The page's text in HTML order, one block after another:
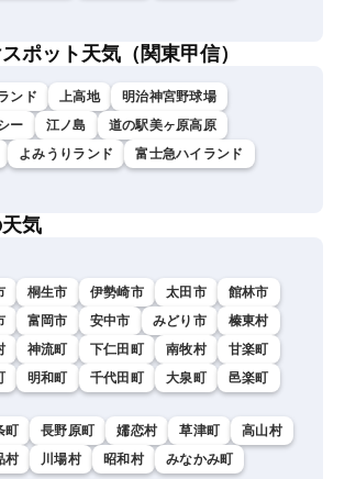
ポット天気（関東甲信）
ンド 上高地
明治神宮野球場
ー
江ノ島
道の駅美ヶ原高原
よみうりランド
富士急ハイランド
気
桐生市 伊勢崎市 太田市
館林市
富岡市 安中市 みどり市
榛東村
神流町 下仁田町 南牧村
甘楽町
明和町 千代田町 大泉町 邑楽町
町 長野原町 嬬恋村 草津町
高山村
村 川場村 昭和村 みなかみ町